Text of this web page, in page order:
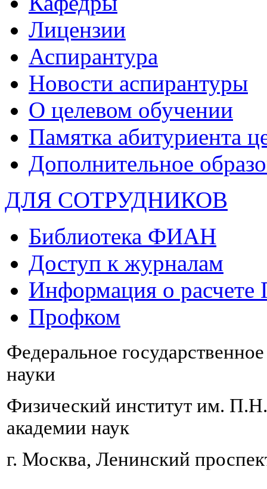
Лицензии
Аспирантура
Новости аспирантуры
О целевом обучении
Памятка абитуриента
Дополнительное
ДЛЯ СОТРУДНИКОВ
Библиотека ФИАН
Доступ к журналам
Информация о
Профком
Федеральное
науки
Физический институт им.
академии наук
г. Москва, Ленинский